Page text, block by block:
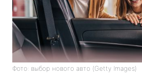
Фото: выбор нового авто (Getty Images)